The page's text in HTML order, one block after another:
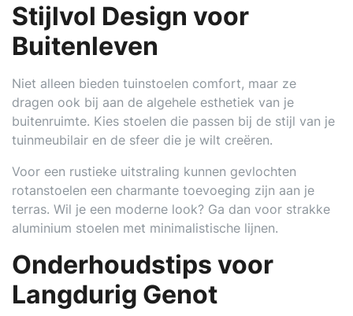
Stijlvol Design voor
Buitenleven
Niet alleen bieden tuinstoelen comfort, maar ze
dragen ook bij aan de algehele esthetiek van je
buitenruimte. Kies stoelen die passen bij de stijl van je
tuinmeubilair en de sfeer die je wilt creëren.
Voor een rustieke uitstraling kunnen gevlochten
rotanstoelen een charmante toevoeging zijn aan je
terras. Wil je een moderne look? Ga dan voor strakke
aluminium stoelen met minimalistische lijnen.
Onderhoudstips voor
Langdurig Genot